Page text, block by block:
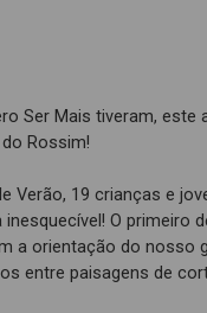
Ser Mais tiveram, este
Rossim!
Verão, 19 crianças e
inesquecível! O primeiro
a orientação do nosso
entre paisagens de